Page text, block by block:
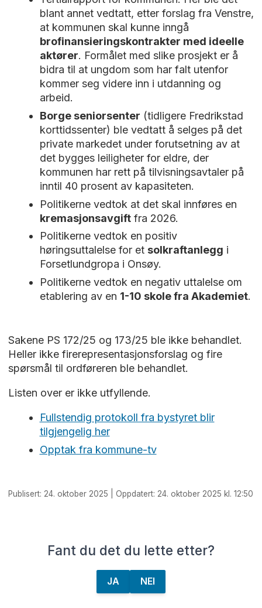
blant annet vedtatt, etter forslag fra Venstre,
at kommunen skal kunne inngå
brofinansieringskontrakter med ideelle
aktører. Formålet med slike prosjekt er å
bidra til at ungdom som har falt utenfor
kommer seg videre inn i utdanning og
arbeid.
Borge seniorsenter (tidligere Fredrikstad
korttidssenter) ble vedtatt å selges på det
private markedet under forutsetning av at
det bygges leiligheter for eldre, der
kommunen har rett på tilvisningsavtaler på
inntil 40 prosent av kapasiteten.
Politikerne vedtok at det skal innføres en
kremasjonsavgiftfra 2026.
Politikerne vedtok en positiv
høringsuttalelse for et solkraftanlegg i
Forsetlundgropa i Onsøy.
Politikerne vedtok en negativ uttalelse om
etablering av en 1-10 skole fra Akademiet.
Sakene PS 172/25 og 173/25 ble ikke behandlet.
Heller ikke firerepresentasjonsforslag og fire
spørsmål til ordføreren ble behandlet.
Listen over er ikke utfyllende.
Fullstendig protokoll fra bystyret blir
tilgjengelig her
Opptak fra kommune-tv
Publisert: 24. oktober 2025 | Oppdatert: 24. oktober 2025 kl. 12:50
Fant du det du lette etter?
JA NEI